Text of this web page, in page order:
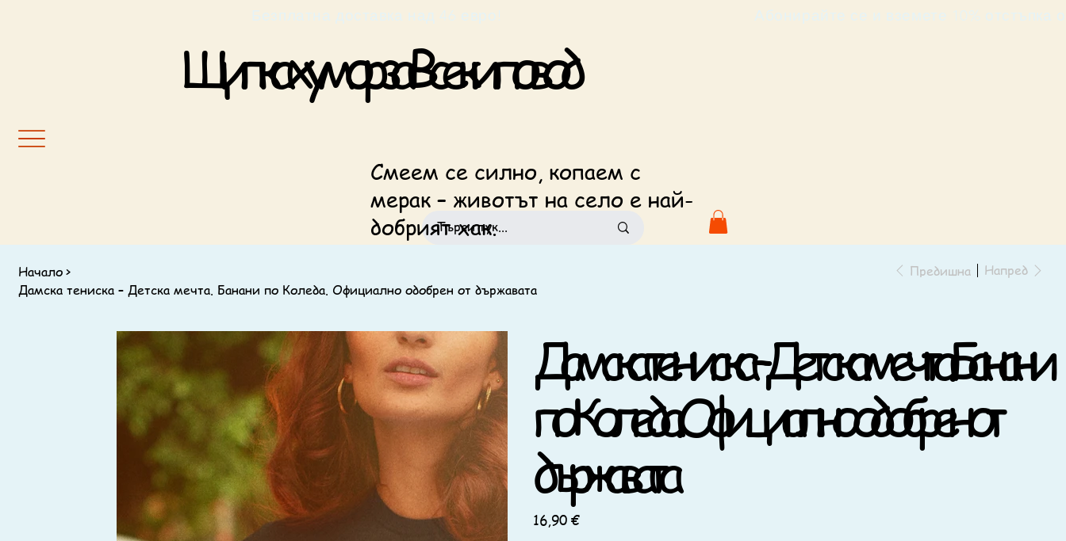
Щипка хумор за Всеки повод
Смеем се силно, копаем с
мерак – животът на село е най-
добрият хак.
Начало>
Дамска тениска – Детска мечта. Банани по Коледа. Официално одобрен от държавата
Предишна Напред
Дамска тениска – Детска мечта. Банани
по Коледа. Официално одобрен от
държавата
16,90 €